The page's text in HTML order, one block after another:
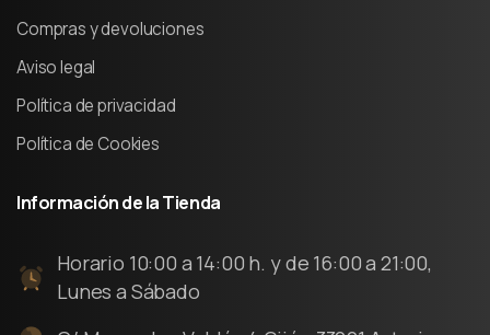
Compras y devoluciones
Aviso legal
Política de privacidad
Política de Cookies
InformacióndelaTienda
Horario 10:00 a 14:00 h. y de 16:00 a 21:00,
Lunes a Sábado